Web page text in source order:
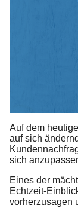
Auf dem
auf sich
sich
Eines der
Echtzeit-
vorherzusagen